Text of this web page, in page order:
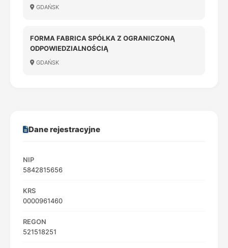
GDAŃSK
FORMA FABRICA SPÓŁKA Z OGRANICZONĄ
ODPOWIEDZIALNOŚCIĄ
GDAŃSK
Dane rejestracyjne
NIP
5842815656
KRS
0000961460
REGON
521518251